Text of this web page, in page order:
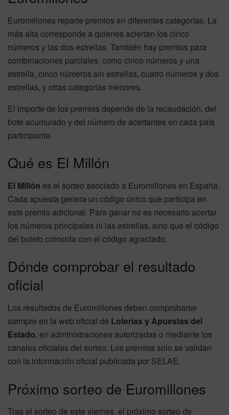
Euromillones reparte premios en diferentes categorías. La
más alta corresponde a quienes aciertan los cinco
números y las dos estrellas. También hay premios para
combinaciones parciales, como cinco números y una
estrella, cinco números sin estrellas, cuatro números y dos
estrellas, y otras categorías menores.
El importe de los premios depende de la recaudación, del
bote acumulado y del número de acertantes en cada país
participante.
Qué es El Millón
El Millón es el sorteo asociado a Euromillones en España.
Cada apuesta genera un código único que participa en
este premio adicional. Para ganar no es necesario acertar
los números principales ni las estrellas, sino que el código
del boleto coincida con el código agraciado.
Dónde comprobar el resultado
oficial
Los resultados de Euromillones deben comprobarse
siempre en la web oficial de Loterías y Apuestas del
Estado, en administraciones autorizadas o mediante los
canales oficiales del sorteo. Los premios solo se validan
con la información oficial publicada por SELAE.
Próximo sorteo de Euromillones
Tras el sorteo de este viernes, el próximo sorteo de